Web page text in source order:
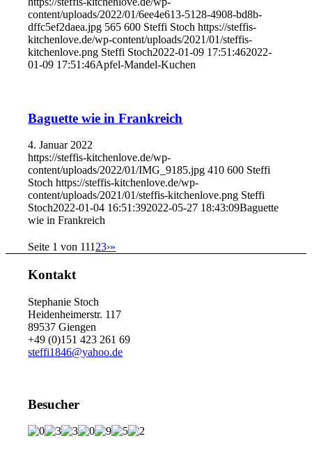
content/uploads/2022/01/6ee4e613-5128-4908-bd8b-
dffc5ef2daea.jpg 565 600 Steffi Stoch https://steffis-
kitchenlove.de/wp-content/uploads/2021/01/steffis-
kitchenlove.png Steffi Stoch2022-01-09 17:51:462022-
01-09 17:51:46Apfel-Mandel-Kuchen
Baguette wie in Frankreich
4. Januar 2022
https://steffis-kitchenlove.de/wp-
content/uploads/2022/01/IMG_9185.jpg 410 600 Steffi
Stoch https://steffis-kitchenlove.de/wp-
content/uploads/2021/01/steffis-kitchenlove.png Steffi
Stoch2022-01-04 16:51:392022-05-27 18:43:09Baguette
wie in Frankreich
Seite 1 von 111 23›»
Kontakt
Stephanie Stoch
Heidenheimerstr. 117
89537 Giengen
+49 (0)151 423 261 69
steffi1846@yahoo.de
Besucher